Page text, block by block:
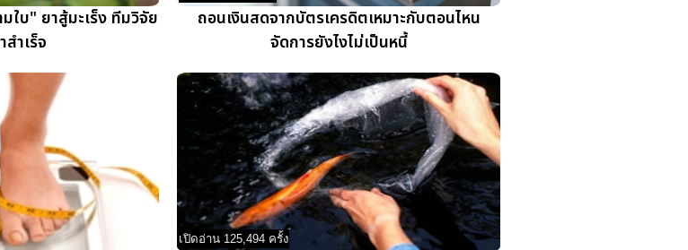
บ" ยาสู้มะเร็ง ทีมวิจัย
สำเร็จ
ถอนเงินสดจากบัตรเครดิตเหมาะกับตอนไหน
จัดการยังไงไม่เป็นหนี้
เปิดอ่าน 125,494 ครั้ง